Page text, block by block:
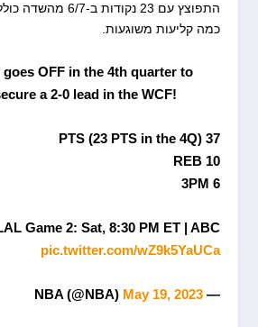
כמה קליעות משוגעות.
OFF in the 4th quarter to
a 2-0 lead in the WCF!
37 PTS (23 PTS in the 4Q)
10 REB
6 3PM
Game 2: Sat, 8:30 PM ET | ABC
pic.twitter.com/wZ9k5YaUCa
— NBA (@NBA)
May 19, 2023